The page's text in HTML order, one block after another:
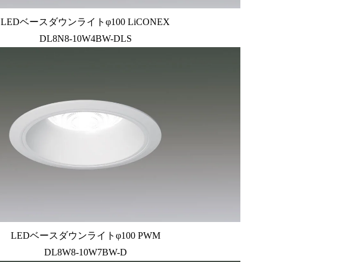
LEDベースダウンライトφ100 LiCONEX
DL8N8-10W4BW-DLS
LEDベースダウンライトφ100 PWM
DL8W8-10W7BW-D